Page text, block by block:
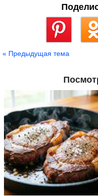
« Предыдущая тема